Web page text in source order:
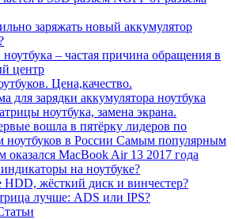
заряжать новый аккумулятор
ноутбука – частая причина обращения в
центр
Цена,качество.
для зарядки аккумулятора ноутбука
ноутбука, замена экрана.
вошла в пятёрку лидеров по
ноутбуков в России Самым популярным
оказался MacBook Air 13 2017 года
на ноутбуке?
HDD, жёсткий диск и винчестер?
лучше: ADS или IPS?